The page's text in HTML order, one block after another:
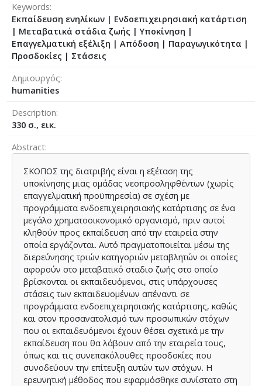
Keywords
Εκπαίδευση ενηλίκων | Ενδοεπιχειρησιακή κατάρτιση
| Μεταβατικά στάδια ζωής | Υποκίνηση |
Επαγγελματική εξέλιξη | Απόδοση | Παραγωγικότητα |
Προσδοκίες | Στάσεις
Δημιουργός
humanities
Description
330 σ., εικ.
Abstract
ΣΚΟΠΟΣ της διατριβής είναι η εξέταση της
υποκίνησης μιας ομάδας νεοπροσληφθέντων (χωρίς
επαγγελματική προϋπηρεσία) σε σχέση με
προγράμματα ενδοεπιχειρησιακής κατάρτισης σε ένα
μεγάλο χρηματοοικονομικό οργανισμό, πριν αυτοί
κληθούν προς εκπαίδευση από την εταιρεία στην
οποία εργάζονται. Αυτό πραγματοποιείται μέσω της
διερεύνησης τριών κατηγοριών μεταβλητών οι οποίες
αφορούν στο μεταβατικό σταδιο ζωής στο οποίο
βρίσκονται οι εκπαιδευόμενοι, στις υπάρχουσες
στάσεις των εκπαιδευομένων απέναντι σε
προγράμματα ενδοεπιχειρησιακής κατάρτισης, καθώς
και στον προσανατολισμό των προσωπικών στόχων
που οι εκπαιδευόμενοι έχουν θέσει σχετικά με την
εκπαίδευση που θα λάβουν από την εταιρεία τους,
όπως και τις συνεπακόλουθες προσδοκίες που
συνοδεύουν την επίτευξη αυτών των στόχων. Η
ερευνητική μέθοδος που εφαρμόσθηκε συνίστατο στη